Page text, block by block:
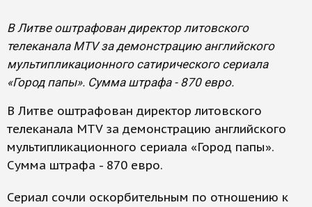
В Литве оштрафован директор литовского
телеканала MTV за демонстрацию английского
мультипликационного сатирического сериала
«Город папы». Сумма штрафа - 870 евро.
В Литве оштрафован директор литовского
телеканала MTV за демонстрацию английского
мультипликационного сериала «Город папы».
Сумма штрафа - 870 евро.
Сериал сочли оскорбительным по отношению к